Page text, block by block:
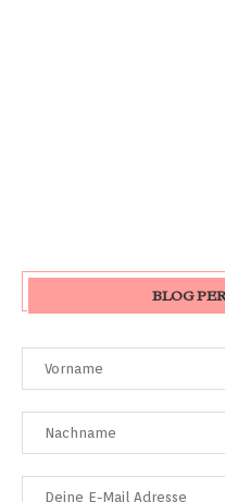
BLOG